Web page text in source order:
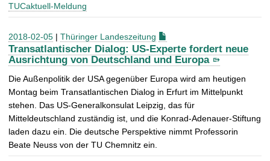
TUCaktuell-Meldung
2018-02-05 | Thüringer Landeszeitung
Transatlantischer Dialog: US-Experte fordert neue
Ausrichtung von Deutschland und Europa
Die Außenpolitik der USA gegenüber Europa wird am heutigen
Montag beim Transatlantischen Dialog in Erfurt im Mittelpunkt
stehen. Das US-Generalkonsulat Leipzig, das für
Mitteldeutschland zuständig ist, und die Konrad-Adenauer-Stiftung
laden dazu ein. Die deutsche Perspektive nimmt Professorin
Beate Neuss von der TU Chemnitz ein.